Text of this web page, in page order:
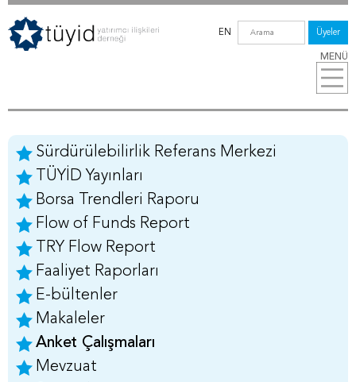
MENÜ
EN Üyeler
Sürdürülebilirlik Referans Merkezi
TÜYİD Yayınları
Borsa Trendleri Raporu
Flow of Funds Report
TRY Flow Report
Faaliyet Raporları
E-bültenler
Makaleler
Anket Çalışmaları
Mevzuat